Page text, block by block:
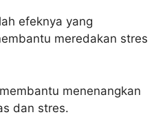
efeknya yang
meredakan stres
menenangkan
dan stres.